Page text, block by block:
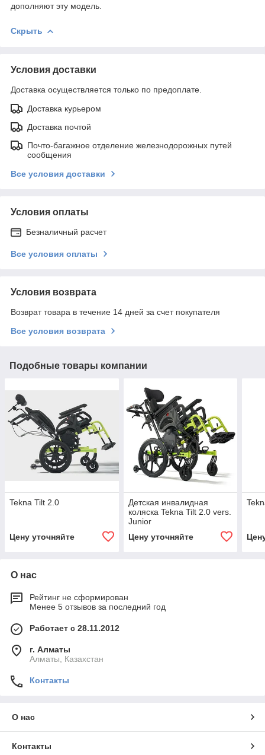
дополняют эту модель.
Скрыть
Условия доставки
Доставка осуществляется только по предоплате.
Доставка курьером
Доставка почтой
Почто-багажное отделение железнодорожных путей
сообщения
Все условия доставки
Условия оплаты
Безналичный расчет
Все условия оплаты
Условия возврата
Возврат товара в течение 14 дней за счет покупателя
Все условия возврата
Подобные товары компании
Tekna Tilt 2.0
Цену уточняйте
Детская инвалидная
коляска Tekna Tilt 2.0 vers.
Junior
Цену уточняйте
О нас
Рейтинг не сформирован
Менее 5 отзывов за последний год
Работает с 28.11.2012
г. Алматы
Алматы, Казахстан
Контакты
О нас
Контакты